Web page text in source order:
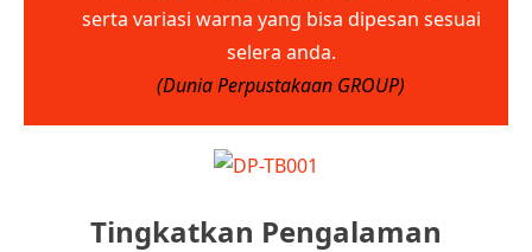
serta variasi warna yang bisa dipesan sesuai
selera anda.
(Dunia Perpustakaan GROUP)
Tingkatkan Pengalaman